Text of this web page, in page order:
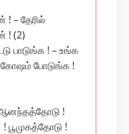
– தேரில்
! (2)
பாடுங்க ! – உங்க‌
கோஷம் போடுங்க !
!
பூமுகத்தோடு !